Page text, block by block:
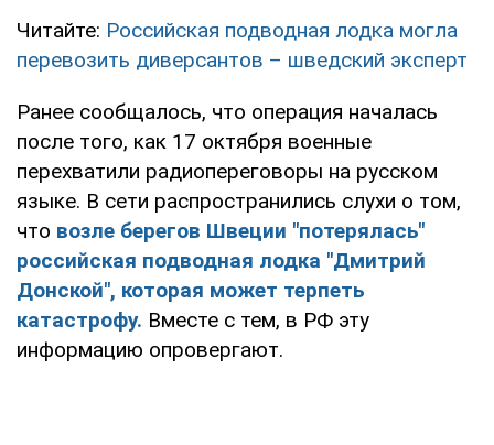
Читайте: Российская подводная лодка могла
перевозить диверсантов – шведский эксперт
Ранее сообщалось, что операция началась
после того, как 17 октября военные
перехватили радиопереговоры на русском
языке. В сети распространились слухи о том,
что возле берегов Швеции "потерялась"
российская подводная лодка "Дмитрий
Донской", которая может терпеть
катастрофу. Вместе с тем, в РФ эту
информацию опровергают.